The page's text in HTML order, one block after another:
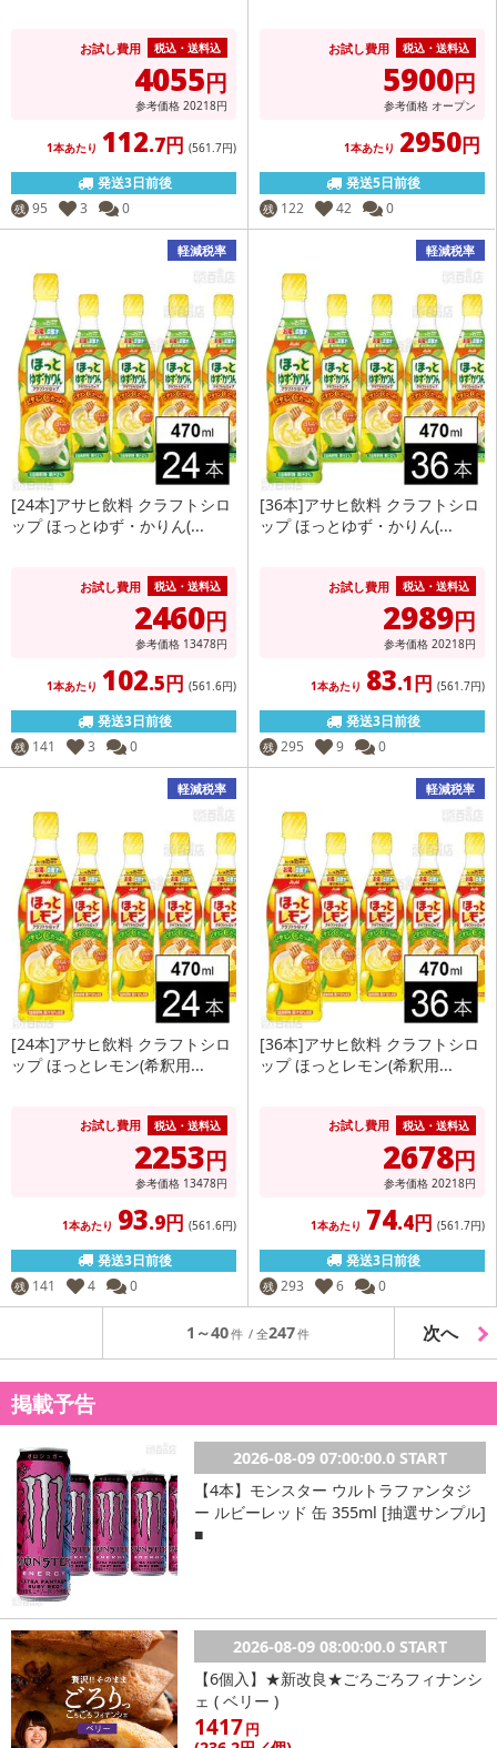
お試し費用 税込・送料込
4055円
参考価格 20218円
1本あたり 112.7円 (561.7円)
発送3日前後
残 95 3 0
お試し費用 税込・送料込
5900円
参考価格 オープン
1本あたり 2950円
発送5日前後
残 122 42 0
軽減税率
[24本]アサヒ飲料 クラフトシロ
ップ ほっとゆず・かりん(...
お試し費用 税込・送料込
2460円
参考価格 13478円
1本あたり 102.5円 (561.6円)
発送3日前後
残 141 3 0
軽減税率
[36本]アサヒ飲料 クラフトシロ
ップ ほっとゆず・かりん(...
お試し費用 税込・送料込
2989円
参考価格 20218円
1本あたり 83.1円 (561.7円)
発送3日前後
残 295 9 0
軽減税率
[24本]アサヒ飲料 クラフトシロ
ップ ほっとレモン(希釈用...
お試し費用 税込・送料込
2253円
参考価格 13478円
1本あたり 93.9円 (561 .6円)
発送3日前後
残 141 4 0
軽減税率
[36本]アサヒ飲料 クラフトシロ
ップ ほっとレモン(希釈用...
お試し費用 税込・送料込
2678円
参考価格 20218円
1本あたり 74.4円 (561 .7円)
発送3日前後
残 293 6 0
1～40 247 次へ
掲載予告
2026-08-09 07:00:00.0 START
【4本】モンスター ウルトラファンタジ
ー ルビーレッド 缶 355ml [抽選サンプル]
■
2026-08-09 08:00:00.0 START
【6個入】★新改良★ごろごろフィナンシ
ェ ( ベリー )
1417円